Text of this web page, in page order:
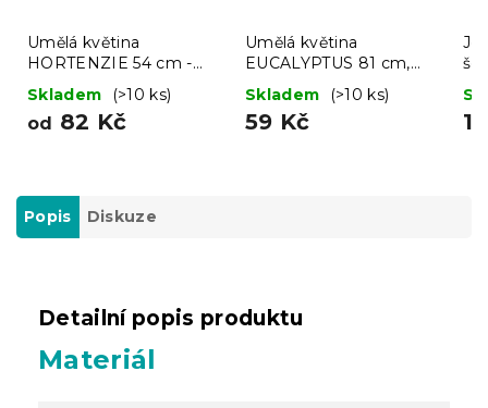
Umělá květina
HORTENZIE 54 cm -
více barev
Skladem (>10 ks)
od 82 Kč
Umělá květina
EUCALYPTUS 81 cm,
fialová
Skladem (>10 ks)
59 Kč
Popis Diskuze
Detailní popis produktu
Materiál